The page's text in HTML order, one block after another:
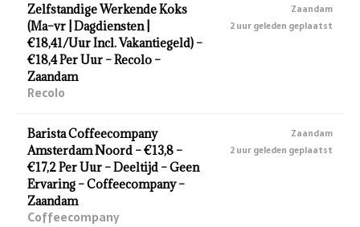
Zelfstandige Werkende Koks
(Ma–vr | Dagdiensten |
€18,41/Uur Incl. Vakantiegeld) –
€18,4 Per Uur – Recolo –
Zaandam
Recolo
Zaandam
2 uur geleden geplaatst
Barista Coffeecompany
Amsterdam Noord – €13,8 –
€17,2 Per Uur – Deeltijd – Geen
Ervaring – Coffeecompany –
Zaandam
Coffeecompany
Zaandam
2 uur geleden geplaatst